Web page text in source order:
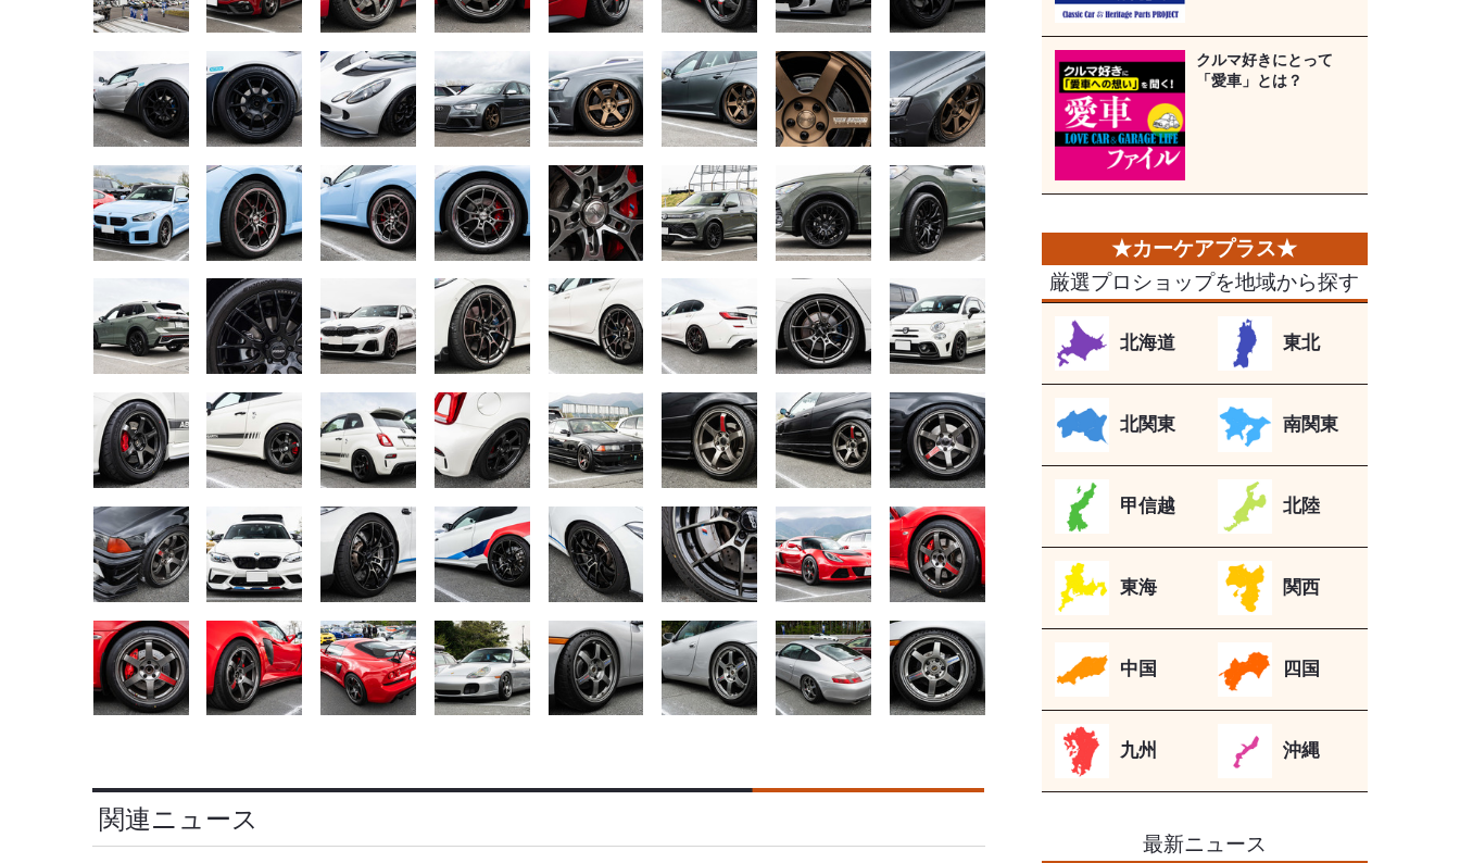
関連ニュース
クルマ好きにとって
「愛車」とは？
厳選プロショップを地域から探す
北海道 東北
北関東 南関東
甲信越 北陸
東海 関西
中国 四国
九州 沖縄
最新ニュース